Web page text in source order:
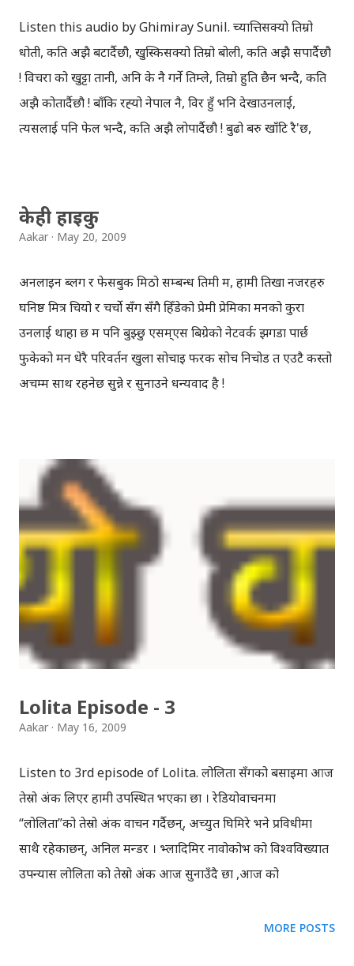
Listen this audio by Ghimiray Sunil. च्यात्तिसक्यो तिम्रो
धोती, कति अझै बटार्दैछौ, खुस्किसक्यो तिम्रो बोली, कति अझै सपार्दैछौ
! विचरा को खुट्टा तानी, अनि के नै गर्ने तिम्ले, तिम्रो हुति छैन भन्दै, कति
अझै कोतार्दैछौ ! बाँकि रह्‍यो नेपाल नै, विर हुँ भनि देखाउनलाई,
त्यसलाई पनि फेल भन्दै, कति अझै लोपार्दैछौ ! बुढो बरु खाँटि रै'छ,
कलेज रातोपुल, काठमाडौँ ।
केही हाइकु
Aakar May 20, 2009
अनलाइन ब्लग र फेसबुक मिठो सम्बन्ध तिमी म, हामी तिखा नजरहरु
घनिष्ठ मित्र चियो र चर्चो सँग सँगै हिँडेको प्रेमी प्रेमिका मनको कुरा
उनलाई थाहा छ म पनि बुझ्छु एसम्एस बिग्रेको नेटवर्क झगडा पार्छ
फुकेको मन धेरै परिवर्तन खुला सोचाइ फरक सोच निचोड त एउटै कस्तो
अचम्म साथ रहनेछ सुन्ने र सुनाउने धन्यवाद है !
Lolita Episode - 3
Aakar May 16, 2009
Listen to 3rd episode of Lolita. लोलिता सँगको बसाइमा आज
तेस्रो अंक लिएर हामी उपस्थित भएका छौँ । रेडियोवाचनमा
“लोलिता”को तेस्रो अंक वाचन गर्दैछन्, अच्युत घिमिरे भने प्रविधीमा
साथै रहेकाछन्, अनिल मन्डर । भ्लादिमिर नावोकोभ को विश्वविख्यात
उपन्यास लोलिता को तेस्रो अंक आज सुनाउँदै छौँ ,आज को
“लोलिता”, प्रोफेसर “हम्बर्ट र लोलिता” बिच को यौनसम्बन्धमा आधारित
MORE POSTS